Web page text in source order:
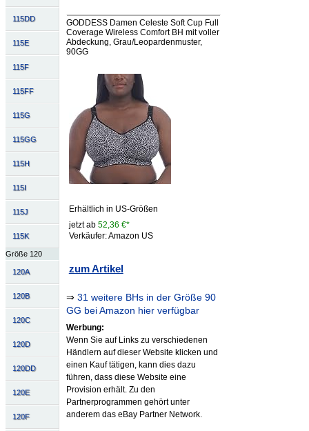
115DD
115E
115F
115FF
115G
115GG
115H
115I
115J
115K
Größe 120
120A
120B
120C
120D
120DD
120E
120F
GODDESS Damen Celeste Soft Cup Full
Coverage Wireless Comfort BH mit voller
Abdeckung, Grau/Leopardenmuster,
90GG
Erhältlich in US-Größen
jetzt ab 52,36 €*
Verkäufer: Amazon US
zum Artikel
⇒ 31 weitere BHs in der Größe 90
GG bei Amazon hier verfügbar
Werbung:
Wenn Sie auf Links zu verschiedenen
Händlern auf dieser Website klicken und
einen Kauf tätigen, kann dies dazu
führen, dass diese Website eine
Provision erhält. Zu den
Partnerprogrammen gehört unter
anderem das eBay Partner Network.